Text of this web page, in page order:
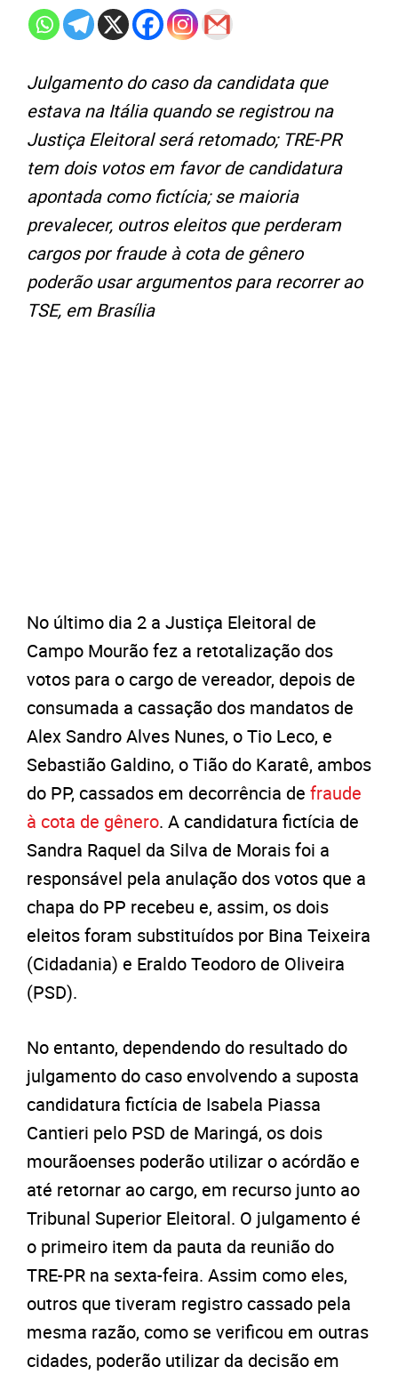
Julgamento do caso da candidata que
estava na Itália quando se registrou na
Justiça Eleitoral será retomado; TRE-PR
tem dois votos em favor de candidatura
apontada como fictícia; se maioria
prevalecer, outros eleitos que perderam
cargos por fraude à cota de gênero
poderão usar argumentos para recorrer ao
TSE, em Brasília
No último dia 2 a Justiça Eleitoral de
Campo Mourão fez a retotalização dos
votos para o cargo de vereador, depois de
consumada a cassação dos mandatos de
Alex Sandro Alves Nunes, o Tio Leco, e
Sebastião Galdino, o Tião do Karatê, ambos
do PP, cassados em decorrência de fraude
à cota de gênero. A candidatura fictícia de
Sandra Raquel da Silva de Morais foi a
responsável pela anulação dos votos que a
chapa do PP recebeu e, assim, os dois
eleitos foram substituídos por Bina Teixeira
(Cidadania) e Eraldo Teodoro de Oliveira
(PSD).
No entanto, dependendo do resultado do
julgamento do caso envolvendo a suposta
candidatura fictícia de Isabela Piassa
Cantieri pelo PSD de Maringá, os dois
mourãoenses poderão utilizar o acórdão e
até retornar ao cargo, em recurso junto ao
Tribunal Superior Eleitoral. O julgamento é
o primeiro item da pauta da reunião do
TRE-PR na sexta-feira. Assim como eles,
outros que tiveram registro cassado pela
mesma razão, como se verificou em outras
cidades, poderão utilizar da decisão em